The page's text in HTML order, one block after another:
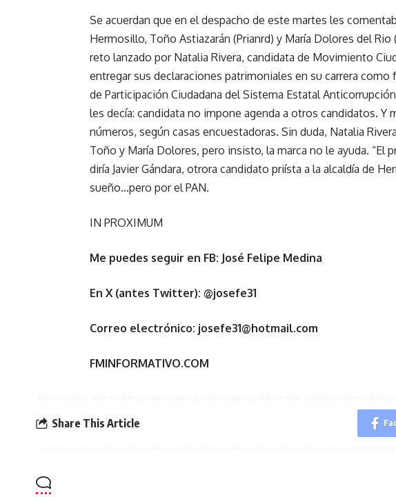
Se acuerdan que en el despacho de este martes les
Hermosillo, Toño Astiazarán (Prianrd) y María Dolores del
reto lanzado por Natalia Rivera, candidata de Movimiento
entregar sus declaraciones patrimoniales en su carrera
de Participación Ciudadana del Sistema Estatal
les decía: candidata no impone agenda a otros candidatos. Y
números, según casas encuestadoras. Sin duda, Natalia
Toño y María Dolores, pero insisto, la marca no le ayuda. “El
diría Javier Gándara, otrora candidato priísta a la alcaldía de
sueño…pero por el PAN.
IN PROXIMUM
Me puedes seguir en FB: José Felipe Medina
En X (antes Twitter): @josefe31
Correo electrónico: josefe31@hotmail.com
FMINFORMATIVO.COM
Share This Article